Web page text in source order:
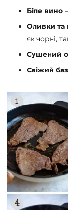
Біле вино
Оливки та
як чорні,
Сушений
Свіжий